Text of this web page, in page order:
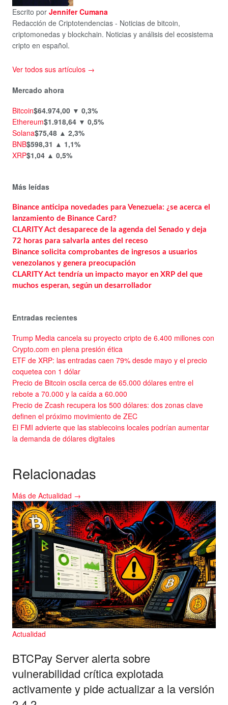
Escrito por Jennifer Cumana
Redacción de Criptotendencias - Noticias de bitcoin,
criptomonedas y blockchain. Noticias y análisis del ecosistema
cripto en español.
Ver todos sus artículos →
Mercado ahora
Bitcoin$64.974,00 ▼ 0,3%
Ethereum$1.918,64 ▼ 0,5%
Solana$75,48 ▲ 2,3%
BNB$598,31 ▲ 1,1%
XRP$1,04 ▲ 0,5%
Más leídas
Binance anticipa novedades para Venezuela: ¿se acerca el
lanzamiento de Binance Card?
CLARITY Act desaparece de la agenda del Senado y deja
72 horas para salvarla antes del receso
Binance solicita comprobantes de ingresos a usuarios
venezolanos y genera preocupación
CLARITY Act tendría un impacto mayor en XRP del que
muchos esperan, según un desarrollador
Entradas recientes
Trump Media cancela su proyecto cripto de 6.400 millones con
Crypto.com en plena presión ética
ETF de XRP: las entradas caen 79% desde mayo y el precio
coquetea con 1 dólar
Precio de Bitcoin oscila cerca de 65.000 dólares entre el
rebote a 70.000 y la caída a 60.000
Precio de Zcash recupera los 500 dólares: dos zonas clave
definen el próximo movimiento de ZEC
El FMI advierte que las stablecoins locales podrían aumentar
la demanda de dólares digitales
Relacionadas
Más de Actualidad →
Actualidad
BTCPay Server alerta sobre
vulnerabilidad crítica explotada
activamente y pide actualizar a la versión